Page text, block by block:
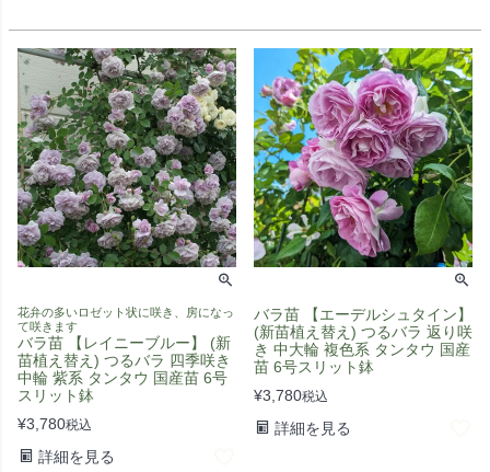
花弁の多いロゼット状に咲き、房になっ
て咲きます
バラ苗 【レイニーブルー】 (新
苗植え替え) つるバラ 四季咲き
中輪 紫系 タンタウ 国産苗 6号
スリット鉢
¥3,780税込
詳細を見る
バラ苗 【エーデルシュタイン】
(新苗植え替え) つるバラ 返り咲
き 中大輪 複色系 タンタウ 国産
苗 6号スリット鉢
¥3,780税込
詳細を見る